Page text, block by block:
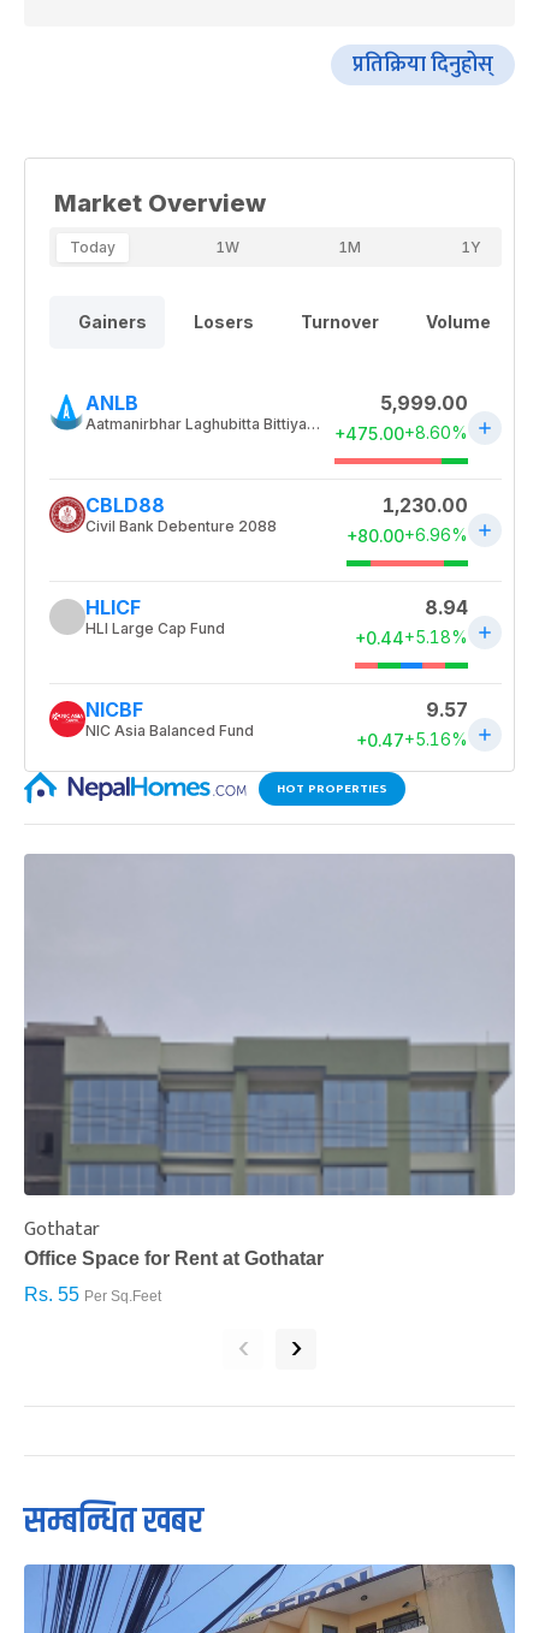
प्रतिक्रिया दिनुहोस्
HOT PROPERTIES
Gothatar
Office Space for Rent at Gothatar
Rs. 55 Per Sq.Feet
‹ ›
सम्बन्धित खबर